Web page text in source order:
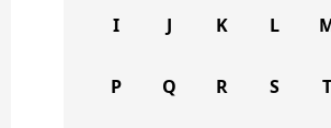
I J K L
P Q R S T